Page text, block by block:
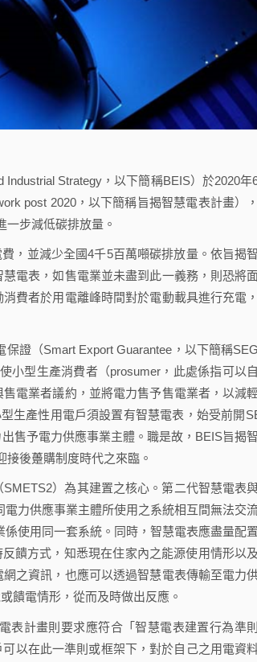
Strategy，以下簡稱BEIS）於2020年
post 2020，以下簡稱旨揭智慧電表計畫）
步減低碳排放量。
並減少全國4千5百萬噸碳排放量。依旨揭
電表，如售電業並未盡到此一義務，則恐將
費者於用電離峰時間對於電動載具進行充電
證（Smart Export Guarantee，以下簡稱
小型生產消費者（prosumer，此處係指可以
電業者議約，並將電力售予售電業者，以減
生產性用電戶須設置有智慧電表，始受前開
售予電力供應事業主體。職是故，BEIS旨揭
後躉購制度時代之來臨。
）為其建置之核心。第二代智慧電表
力供應事業主體所使用之系統相互間無法交
使用同一套系統。同時，智慧電表應盡量配
饋方式，知悉現在住家內之能源使用情形以
之資訊，也應可以透過智慧電表傳輸至電力
饋電情形，從而及時做出反應。
計畫則要求應符合「智慧電表建置行為準
可以在此一準則或框架下，對於自己之用電資